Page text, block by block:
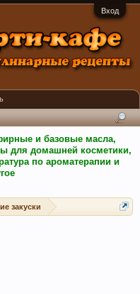
Вход
и базовые масла,
для домашней косметики,
по ароматерапии и
закуски